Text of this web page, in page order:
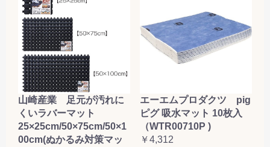
山崎産業 足元が汚れに
くいラバーマット
25×25cm/50×75cm/50×1
00cm(ぬかるみ対策マッ
エーエムプロダクツ pig
ピグ 吸水マット 10枚入
（WTR00710P )
￥4,312